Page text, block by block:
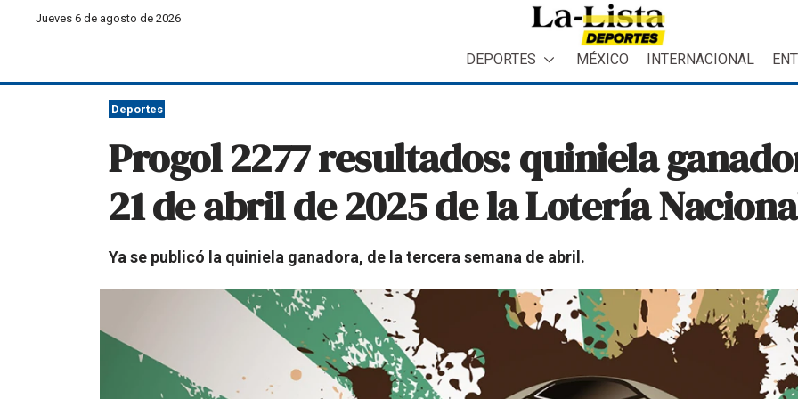
Jueves 6 de agosto de 2026
DEPORTES MÉXICO INTERNACIONAL
Deportes
Progol 2277 resultados: quiniela
21 de abril de 2025 de la Lotería
Ya se publicó la quiniela ganadora, de la tercera semana de abril.